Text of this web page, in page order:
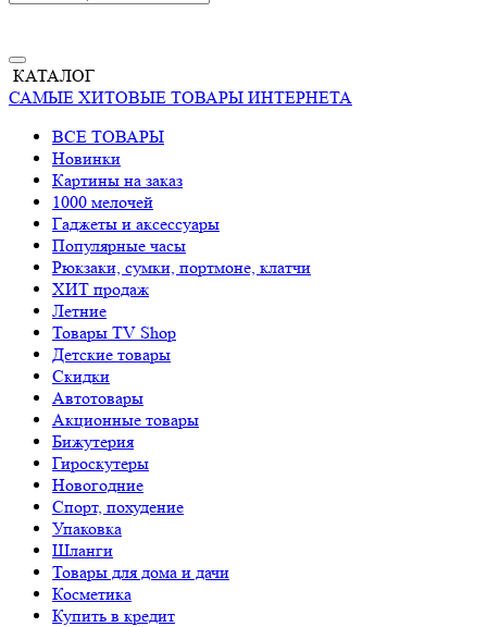
КАТАЛОГ
САМЫЕ ХИТОВЫЕ ТОВАРЫ ИНТЕРНЕТА
ВСЕ ТОВАРЫ
Новинки
Картины на заказ
1000 мелочей
Гаджеты и аксессуары
Популярные часы
Рюкзаки, сумки, портмоне, клатчи
ХИТ продаж
Летние
Товары TV Shop
Детские товары
Cкидки
Автотовары
Акционные товары
Бижутерия
Гироскутеры
Новогодние
Спорт, похудение
Упаковка
Шланги
Товары для дома и дачи
Косметика
Купить в кредит